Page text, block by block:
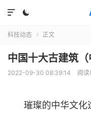


科技动态  正文
中国十大古建筑（
2022-09-30 08:39:14 阅读(
璀璨的中华文化